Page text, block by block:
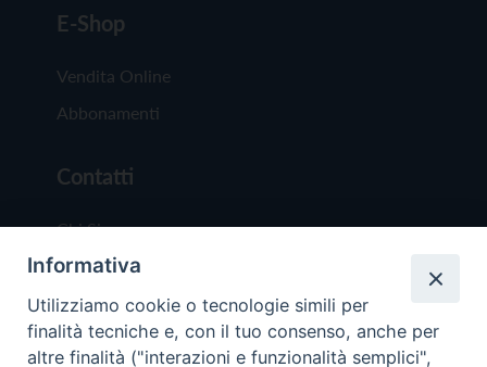
E-Shop
Vendita Online
Abbonamenti
Contatti
Chi Siamo
Redazione
Scrivici
Informativa
Utilizziamo cookie o tecnologie simili per
finalità tecniche e, con il tuo consenso, anche per
altre finalità ("interazioni e funzionalità semplici",